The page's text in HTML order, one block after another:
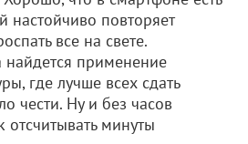
настойчиво повторяет
все на свете.
применение
где лучше всех сдать
чести. Ну и без часов
отсчитывать минуты